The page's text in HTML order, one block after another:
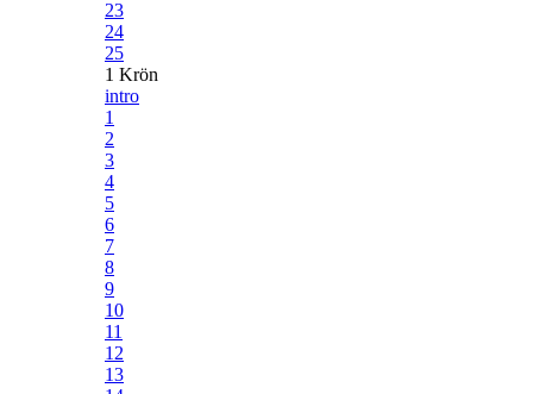
23
24
25
1 Krön
intro
1
2
3
4
5
6
7
8
9
10
11
12
13